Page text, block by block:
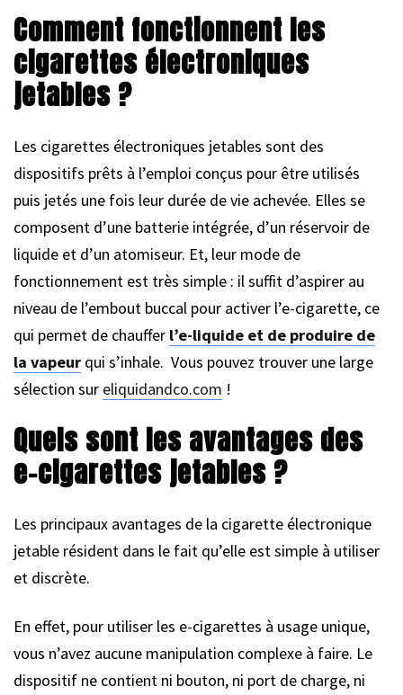
Comment fonctionnent les
cigarettes électroniques
jetables ?
Les cigarettes électroniques jetables sont des
dispositifs prêts à l’emploi conçus pour être utilisés
puis jetés une fois leur durée de vie achevée. Elles se
composent d’une batterie intégrée, d’un réservoir de
liquide et d’un atomiseur. Et, leur mode de
fonctionnement est très simple : il suffit d’aspirer au
niveau de l’embout buccal pour activer l’e-cigarette, ce
qui permet de chauffer l’e-liquide et de produire de
la vapeur qui s’inhale. Vous pouvez trouver une large
sélection sur eliquidandco.com !
Quels sont les avantages des
e-cigarettes jetables ?
Les principaux avantages de la cigarette électronique
jetable résident dans le fait qu’elle est simple à utiliser
et discrète.
En effet, pour utiliser les e-cigarettes à usage unique,
vous n’avez aucune manipulation complexe à faire. Le
dispositif ne contient ni bouton, ni port de charge, ni